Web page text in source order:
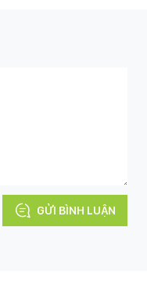
GỬI BÌNH LUẬN